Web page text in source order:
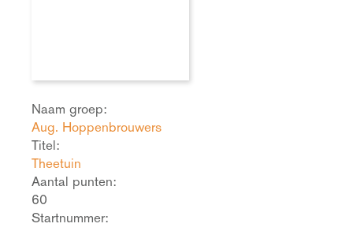
Naam groep:
Aug. Hoppenbrouwers
Titel:
Theetuin
Aantal punten:
60
Startnummer: